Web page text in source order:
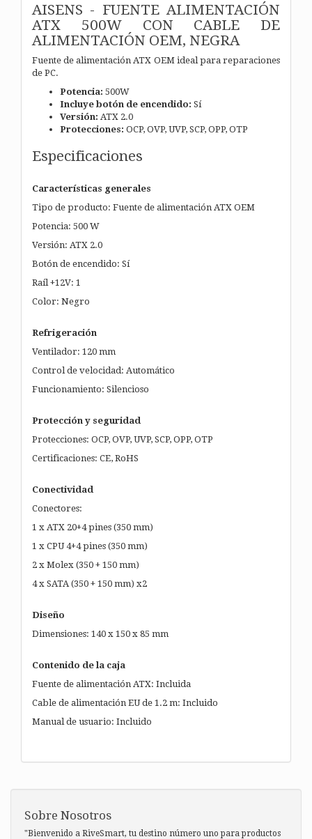
AISENS - FUENTE ALIMENTACIÓN
ATX 500W CON CABLE DE
ALIMENTACIÓN OEM, NEGRA
Fuente de alimentación ATX OEM ideal para reparaciones
de PC.
Potencia: 500W
Incluye botón de encendido: Sí
Versión: ATX 2.0
Protecciones: OCP, OVP, UVP, SCP, OPP, OTP
Especificaciones
Características generales
Tipo de producto: Fuente de alimentación ATX OEM
Potencia: 500 W
Versión: ATX 2.0
Botón de encendido: Sí
Raíl +12V: 1
Color: Negro
Refrigeración
Ventilador: 120 mm
Control de velocidad: Automático
Funcionamiento: Silencioso
Protección y seguridad
Protecciones: OCP, OVP, UVP, SCP, OPP, OTP
Certificaciones: CE, RoHS
Conectividad
Conectores:
1 x ATX 20+4 pines (350 mm)
1 x CPU 4+4 pines (350 mm)
2 x Molex (350 + 150 mm)
4 x SATA (350 + 150 mm) x2
Diseño
Dimensiones: 140 x 150 x 85 mm
Contenido de la caja
Fuente de alimentación ATX: Incluida
Cable de alimentación EU de 1.2 m: Incluido
Manual de usuario: Incluido
Sobre Nosotros
"Bienvenido a RiveSmart, tu destino número uno para productos